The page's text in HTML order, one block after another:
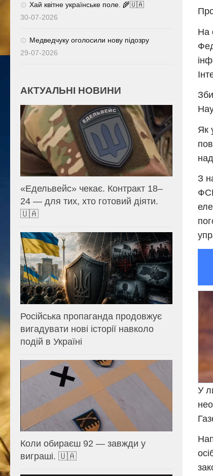
На
Як
З
У
Хай квітне українське поле. 🌾🇺🇦
30-07-2026
Медведчуку оголосили нову підозру
29-07-2026
АКТУАЛЬНІ НОВИНИ
«Едельвейс» чекає. Контракт 18–
24 — для тих, хто готовий діяти.
🇺🇦
Російська пропаганда продовжує
вигадувати нові історії навколо
подій в Україні
Коли обираєш 92 — завжди у
виграші. 🇺🇦